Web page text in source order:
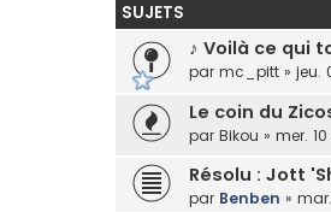
SUJETS
♪ Voilà ce qui
par mc_pitt » jeu.
Le coin du
par Bikou » mer.
Résolu : Jott
par Benben »